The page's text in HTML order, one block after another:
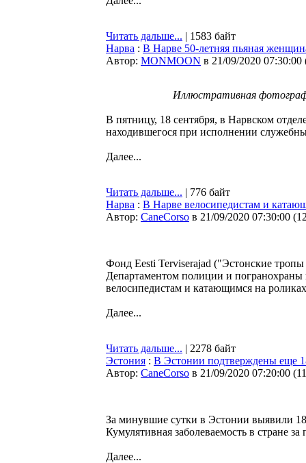
Читать дальше... | 1583 байт
Нарва : В Нарве 50-летняя пьяная
Автор: MONMOON в 21/09/2020 07:30:00
Иллюстративная
В пятницу, 18 сентября, в Нарвском
находившегося при исполнении
Далее...
Читать дальше... | 776 байт
Нарва : В Нарве велосипедистам и
Автор: CaneCorso в 21/09/2020 07:30:00 (
Фонд Eesti Terviserajad ("Эстонские
Департаментом полиции и
велосипедистам и катающимся на
Далее...
Читать дальше... | 2278 байт
Эстония : В Эстонии подтверждены еще
Автор: CaneCorso в 21/09/2020 07:20:00 (
За минувшие сутки в Эстонии выявили
Кумулятивная заболеваемость в стране
Далее...